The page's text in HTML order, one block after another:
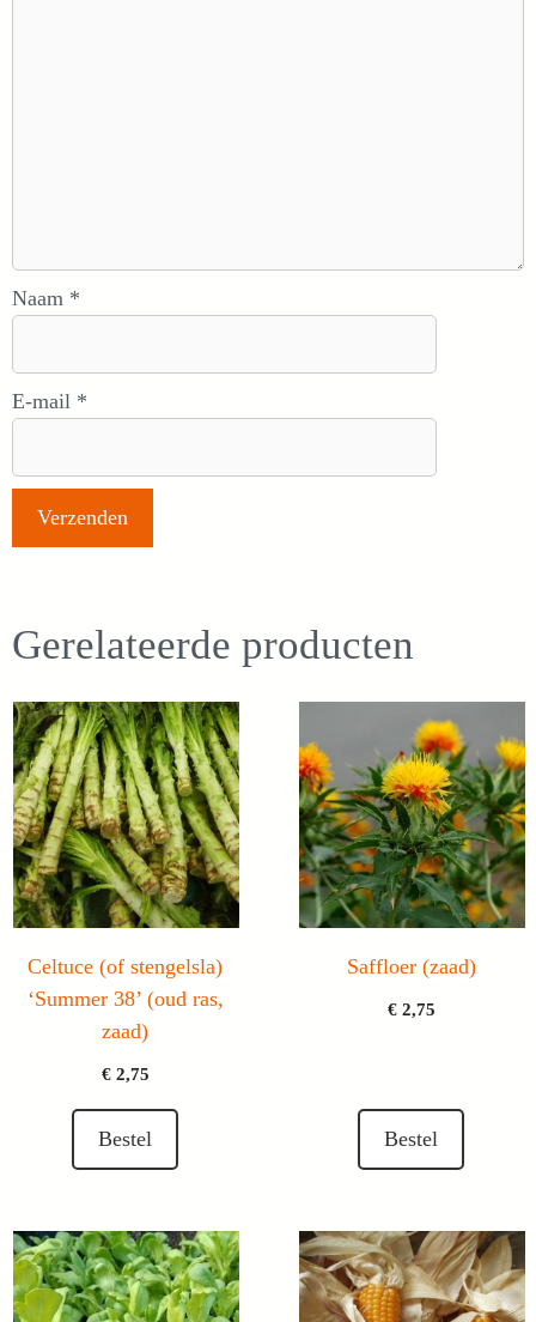
Naam *
E-mail *
Gerelateerde producten
Celtuce (of stengelsla)
‘Summer 38’ (oud ras,
zaad)
€2,75
Bestel
Saffloer (zaad)
€2,75
Bestel